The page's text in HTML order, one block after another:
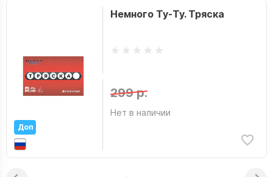
Доп
Немного Ту-Ту. Тряска
299 р.
Нет в наличии